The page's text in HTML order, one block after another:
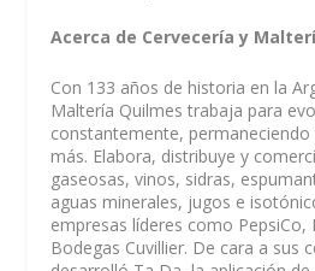
Acerca de Cervecería y
Con 133 años de historia en la
Maltería Quilmes trabaja para
constantemente,
más. Elabora, distribuye y
gaseosas, vinos, sidras,
aguas minerales, jugos e
empresas líderes como PepsiCo,
Bodegas Cuvillier. De cara a sus